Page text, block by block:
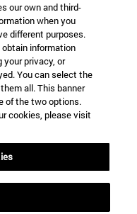
our own and third-
when you
different purposes.
obtain information
privacy, or
You can select the
all. This banner
of the two options.
cookies, please visit